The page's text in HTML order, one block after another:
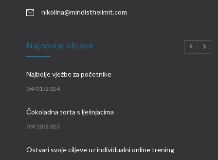
nikolina@mindisthelimit.com
Najnovije objave
Najbolje vježbe za početnike
04/01/2024
Čokoladna torta s lješnjacima
09/10/2023
Ostvari svoje ciljeve uz individualni online trening